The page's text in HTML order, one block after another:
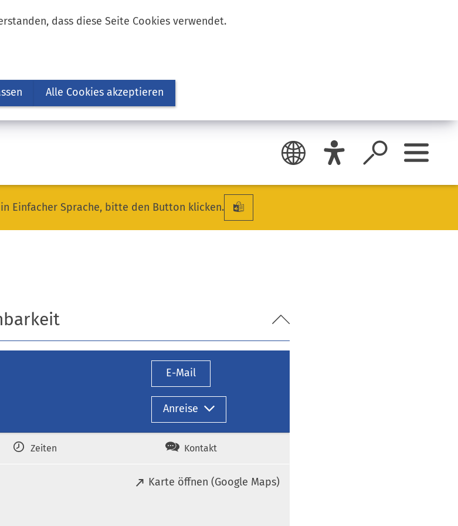
dass diese Seite Cookies verwendet.
Alle Cookies akzeptieren
Einfacher Sprache, bitte den Button klicken.
E-Mail
Anreise
Zeiten Kontakt
Karte öffnen (Google Maps)
(